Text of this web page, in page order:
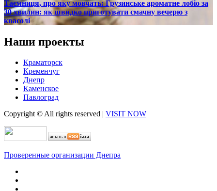
Таємниця, про яку мовчать: Грузинське ароматне лобіо за
30 хвилин: як швидко приготувати смачну вечерю з
квасолі
Наши проекты
Краматорск
Кременчуг
Днепр
Каменское
Павлоград
Copyright © All rights reserved | VISIT NOW
Проверенные организации Днепра